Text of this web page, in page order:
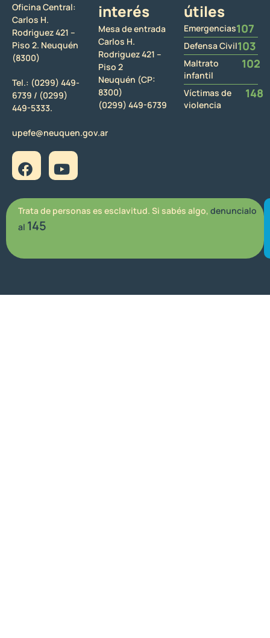
Oficina Central:
Carlos H.
Rodriguez 421 –
Piso 2. Neuquén
(8300)
Tel.: (0299) 449-
6739 / (0299)
449-5333.
upefe@neuquen.gov.ar
interés
Mesa de entrada
Carlos H.
Rodriguez 421 –
Piso 2
Neuquén (CP:
8300)
(0299) 449-6739
útiles
Emergencias107
Defensa Civil103
Maltrato
infantil
102
Víctimas de
violencia
148
Trata de personas es esclavitud. Si sabés algo, denuncialo
al 145